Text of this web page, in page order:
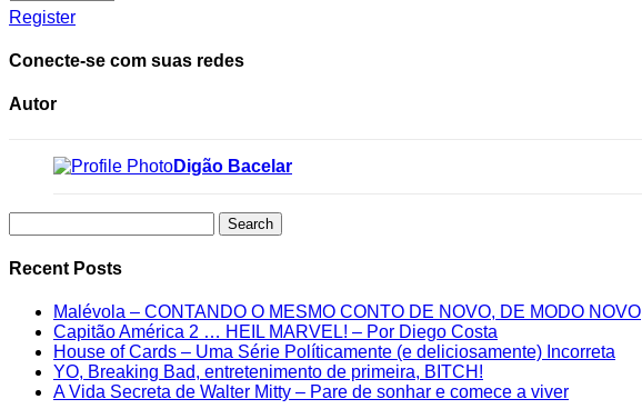
Register
Conecte-se com suas redes
Autor
Digão Bacelar
for:
Recent Posts
Malévola – CONTANDO O MESMO CONTO DE NOVO, DE MODO NOVO
Capitão América 2 … HEIL MARVEL! – Por Diego Costa
House of Cards – Uma Série Políticamente (e deliciosamente) Incorreta
YO, Breaking Bad, entretenimento de primeira, BITCH!
A Vida Secreta de Walter Mitty – Pare de sonhar e comece a viver